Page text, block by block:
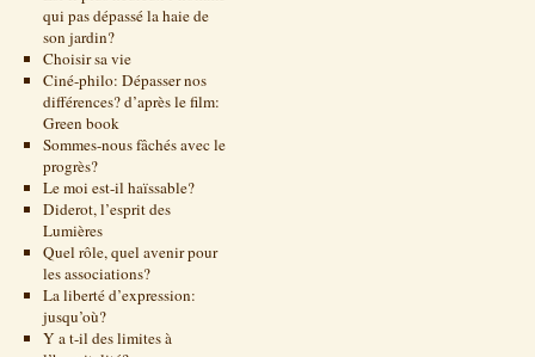
qui pas dépassé la haie de
son jardin?
Choisir sa vie
Ciné-philo: Dépasser nos
différences? d’après le film:
Green book
Sommes-nous fâchés avec le
progrès?
Le moi est-il haïssable?
Diderot, l’esprit des
Lumières
Quel rôle, quel avenir pour
les associations?
La liberté d’expression:
jusqu’où?
Y a t-il des limites à